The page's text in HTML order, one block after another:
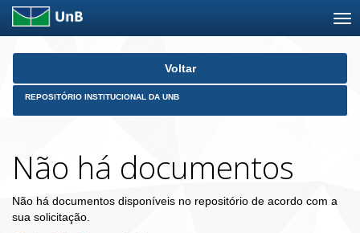
Skip
Voltar
REPOSITÓRIO INSTITUCIONAL DA UNB
Não há documentos
Não há documentos disponíveis no repositório de acordo com a
sua solicitação.